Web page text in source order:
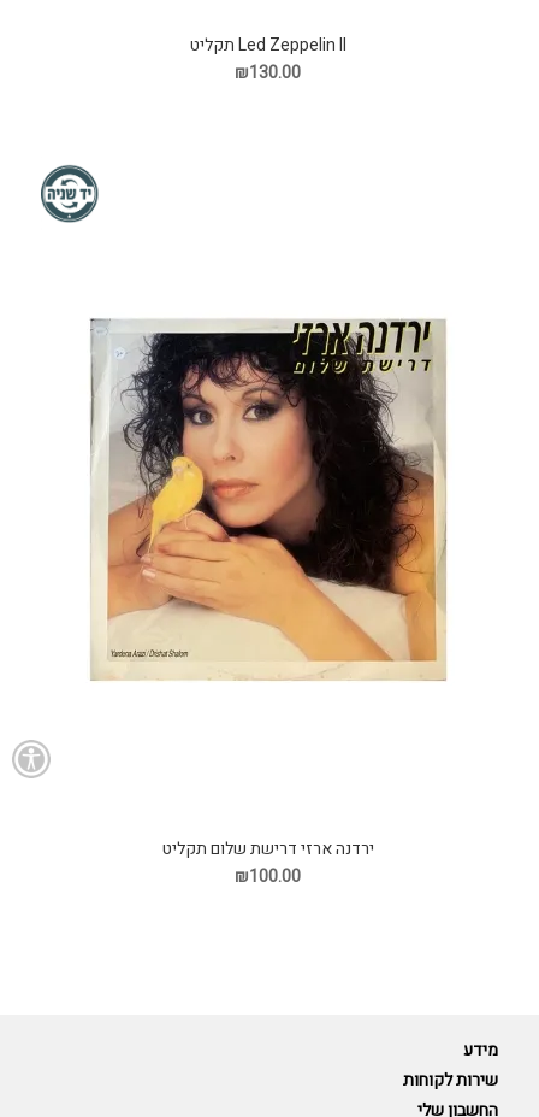
Led Zeppelin II תקליט
₪130.00
ירדנה ארזי דרישת שלום תקליט
₪100.00
מידע
שירות לקוחות
החשבון שלי